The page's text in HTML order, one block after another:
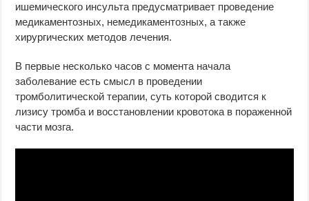
ишемического инсульта предусматривает проведение
медикаментозных, немедикаментозных, а также
хирургических методов лечения.
В первые несколько часов с момента начала
заболевание есть смысл в проведении
тромболитической терапии, суть которой сводится к
лизису тромба и восстановлении кровотока в пораженной
части мозга.